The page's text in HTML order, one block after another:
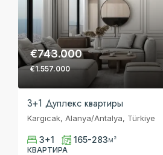
€743.000
€1.557.000
3+1 Дуплекс квартиры
Kargıcak, Alanya/Antalya, Türkiye
3+1 165-283м²
КВАРТИРА